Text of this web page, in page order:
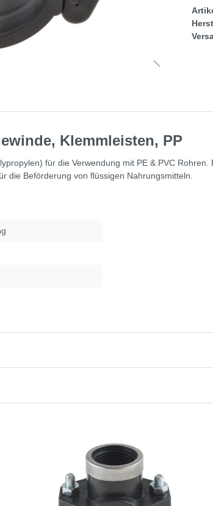
Klemmleisten, PP
für die Verwendung mit PE & PVC
die Beförderung von flüssigen Nahrungsmitteln.